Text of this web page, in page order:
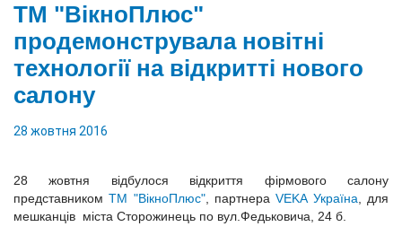
ТМ "ВікноПлюс"
продемонструвала новітні
технології на відкритті нового
салону
28 жовтня 2016
28 жовтня відбулося відкриття фірмового салону
представникомТМ "ВікноПлюс", партнераVEKA Україна , для
мешканців міста Сторожинець по вул.Федьковича, 24 б.